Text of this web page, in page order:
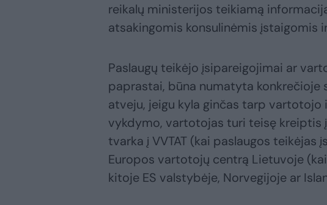
reikalų ministerijos teikiamą
atsakingomis konsulinėmis įstaigomis
Paslaugų teikėjo įsipareigojimai ar
paprastai, būna numatyta konkrečioje
atveju, jeigu kyla ginčas tarp
vykdymo, vartotojas turi teisę kreiptis
tvarka į VVTAT (kai paslaugos teikėjas
Europos vartotojų centrą Lietuvoje
kitoje ES valstybėje, Norvegijoje ar